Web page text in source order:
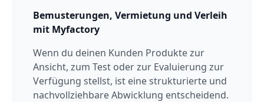
Bemusterungen, Vermietung und Verleih
mit Myfactory
Wenn du deinen Kunden Produkte zur
Ansicht, zum Test oder zur Evaluierung zur
Verfügung stellst, ist eine strukturierte und
nachvollziehbare Abwicklung entscheidend.